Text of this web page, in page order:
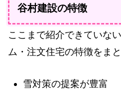
谷村建設の特徴
ここまで紹介できていな
ム・注文住宅の特徴をまと
雪対策の提案が豊富